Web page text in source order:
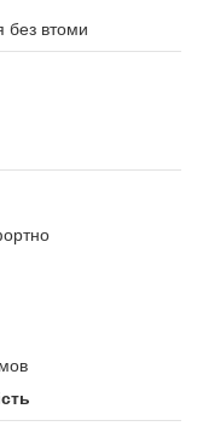
без втоми